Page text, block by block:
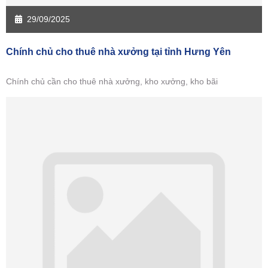
Chính chủ cho thuê nhà xưởng tại tỉnh Hưng Yên
Chính chủ cần cho thuê nhà xưởng, kho xưởng, kho bãi